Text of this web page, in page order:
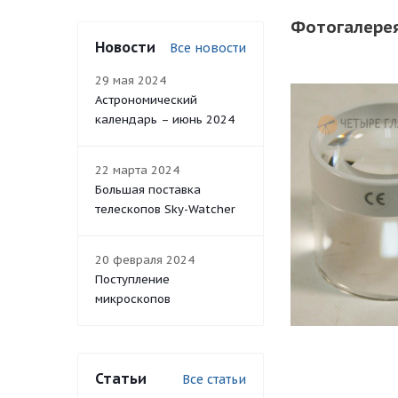
Новости Все новости
29 мая 2024
Астрономический
календарь – июнь 2024
22 марта 2024
Большая поставка
телескопов Sky-Watcher
20 февраля 2024
Поступление
микроскопов
Статьи Все статьи